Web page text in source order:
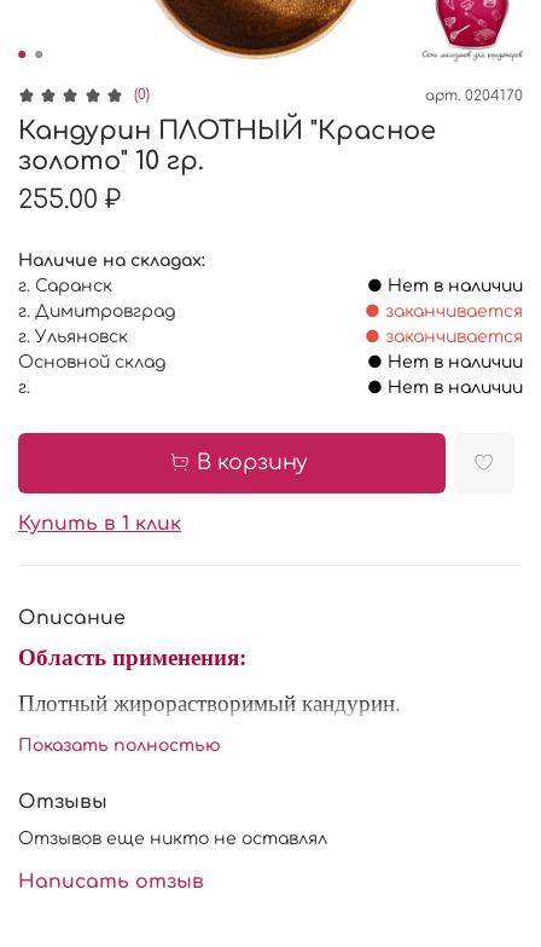
(0) арт. 0204170
Кандурин ПЛОТНЫЙ "Красное
золото" 10 гр.
255.00 ₽
Наличие на складах:
г. Саранск
● Нет в наличии
г. Димитровград
● заканчивается
г. Ульяновск
● заканчивается
Основной склад
● Нет в наличии
г.
● Нет в наличии
В корзину
Купить в 1 клик
Описание
Область применения:
Плотный жирорастворимый кандурин.
Перламутровые эффектные пигменты прекрасно
кондитерских изделий. Также кандурином можно
окрашивать шоколад, глазурь, напитки, желе,
Показать полностью
Отзывы
Отзывов еще никто не оставлял
Написать отзыв